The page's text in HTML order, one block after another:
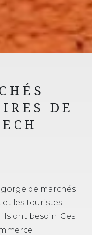
DE
de marchés
et les touristes
ont besoin. Ces